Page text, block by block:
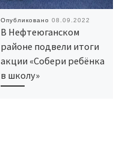
Опубликовано 08.09.2022
В Нефтеюганском
районе подвели итоги
акции «Собери ребёнка
в школу»